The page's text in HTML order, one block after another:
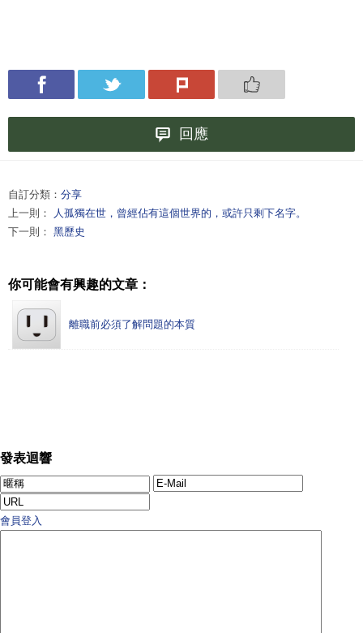
回應
自訂分類： 分享
上一則：
人孤獨在世，曾經佔有這個世界的，或許只剩下名字。
下一則： 黑歷史
你可能會有興趣的文章：
離職前必須了解問題的本質
發表迴響
會員登入